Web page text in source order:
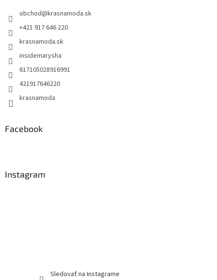
obchod@krasnamoda.sk
+421 917 646 220
krasnamoda.sk
insidemarysha
617105028916991
421917646220
krasnamoda
Facebook
Instagram
Sledovať na Instagrame